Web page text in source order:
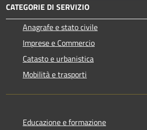
CATEGORIE DI SERVIZIO
Anagrafe e stato civile
Imprese e Commercio
Catasto e urbanistica
Mobilità e trasporti
Educazione e formazione